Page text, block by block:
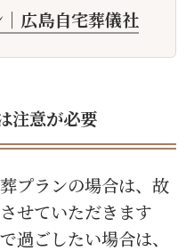
広島自宅葬儀社
注意が必要
プランの場合は、故
せていただきます
過ごしたい場合は、